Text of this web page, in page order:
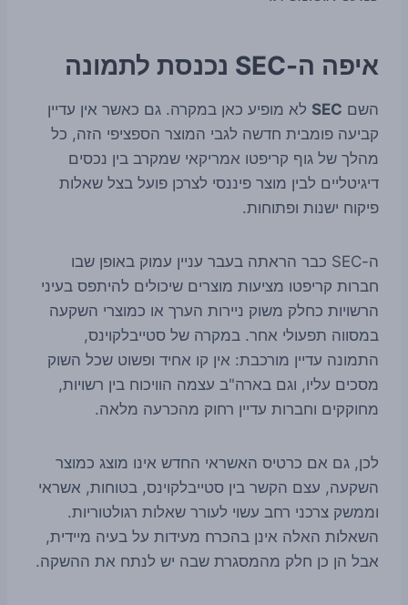
איפה ה-SEC נכנסת לתמונה
השם SEC לא מופיע כאן במקרה. גם כאשר אין עדיין
קביעה פומבית חדשה לגבי המוצר הספציפי הזה, כל
מהלך של גוף קריפטו אמריקאי שמקרב בין נכסים
דיגיטליים לבין מוצר פיננסי לצרכן פועל בצל שאלות
פיקוח ישנות ופתוחות.
ה-SEC כבר הראתה בעבר עניין עמוק באופן שבו
חברות קריפטו מציעות מוצרים שיכולים להיתפס בעיני
הרשויות כחלק משוק ניירות הערך או כמוצרי השקעה
במסווה תפעולי אחר. במקרה של סטייבלקוינס,
התמונה עדיין מורכבת: אין קו אחיד ופשוט שכל השוק
מסכים עליו, וגם בארה"ב עצמה הוויכוח בין רשויות,
מחוקקים וחברות עדיין רחוק מהכרעה מלאה.
לכן, גם אם כרטיס האשראי החדש אינו מוצג כמוצר
השקעה, עצם הקשר בין סטייבלקוינס, בטוחות, אשראי
וממשק צרכני רחב עשוי לעורר שאלות רגולטוריות.
השאלות האלה אינן בהכרח מעידות על בעיה מיידית,
אבל הן כן חלק מהמסגרת שבה יש לנתח את ההשקה.